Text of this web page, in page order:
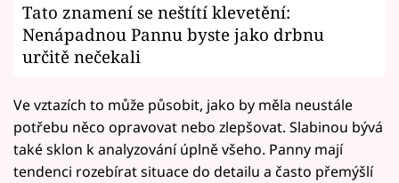
Tato znamení se neštítí klevetění:
Nenápadnou Pannu byste jako drbnu
určitě nečekali
Ve vztazích to může působit, jako by měla neustále
potřebu něco opravovat nebo zlepšovat. Slabinou bývá
také sklon k analyzování úplně všeho. Panny mají
tendenci rozebírat situace do detailu a často přemýšlí